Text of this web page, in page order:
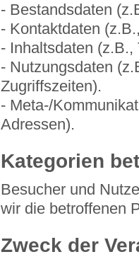
- Bestandsdaten
- Kontaktdaten
- Inhaltsdaten
- Nutzungsdaten
Zugriffszeiten).
- Meta-/
Adressen).
Kategorien
Besucher und
wir die betroffenen
Zweck der